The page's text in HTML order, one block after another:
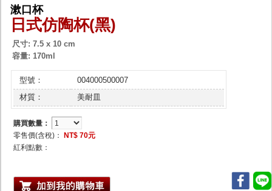
漱口杯
日式仿陶杯(黑)
尺寸: 7.5 x 10 cm
容量: 170ml
型號：
004000500007
材質：
美耐皿
購買數量：
零售價(含稅)：
NT$ 70元
紅利點數：